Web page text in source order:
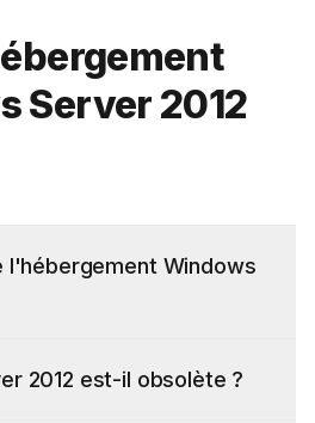
Server 2012
l'hébergement Windows
2012 est-il obsolète ?